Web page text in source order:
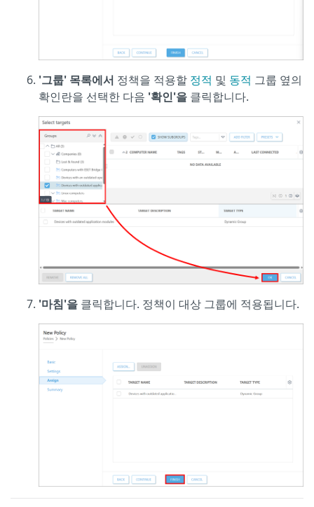
'그룹' 목록에서 정책을 적용할 정적 및 동적 그룹 옆의
확인란을 선택한 다음 '확인'을 클릭합니다.
'마침'을 클릭합니다. 정책이 대상 그룹에 적용됩니다.